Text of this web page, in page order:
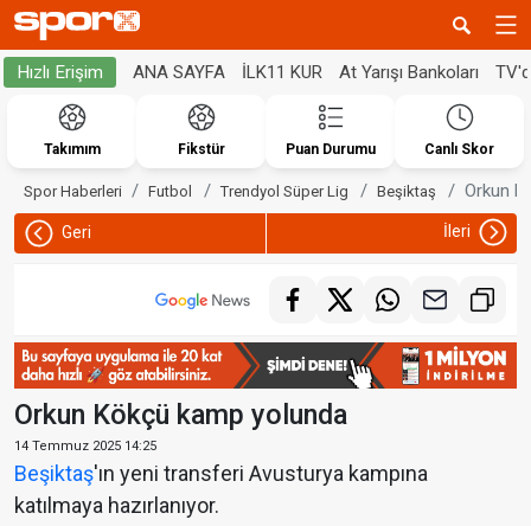
Hızlı Erişim ANA SAYFA İLK11 KUR At Yarışı Bankoları
Takımım Fikstür Puan Durumu Canlı Skor
Spor Haberleri Futbol Trendyol Süper Lig Beşiktaş Orkun
Geri İleri
Orkun Kökçü kamp yolunda
14 Temmuz 2025 14:25
Beşiktaş'ın yeni transferi Avusturya kampına
katılmaya hazırlanıyor.